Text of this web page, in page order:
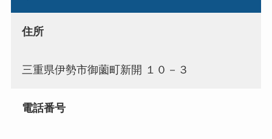
住所
三重県伊勢市御薗町新開 １０－３
電話番号